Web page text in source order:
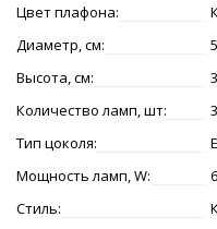
Цвет плафона:
Диаметр, см:
Высота, см:
Количество ламп, шт:
3
Тип цоколя:
Мощность ламп, W:
Стиль: